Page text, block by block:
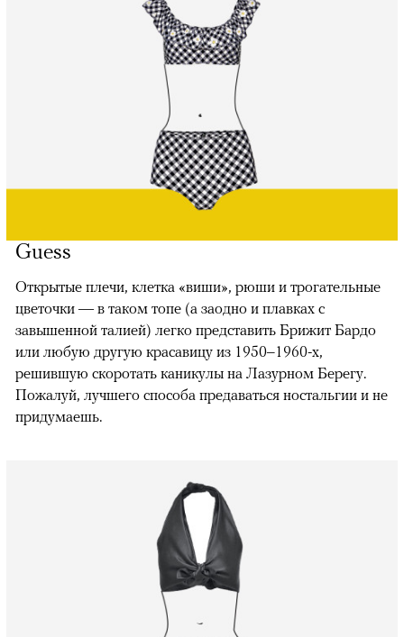
Guess
Открытые плечи, клетка «виши», рюши и трогательные
цветочки — в таком топе (а заодно и плавках с
завышенной талией) легко представить Брижит Бардо
или любую другую красавицу из 1950–1960-х,
решившую скоротать каникулы на Лазурном Берегу.
Пожалуй, лучшего способа предаваться ностальгии и не
придумаешь.